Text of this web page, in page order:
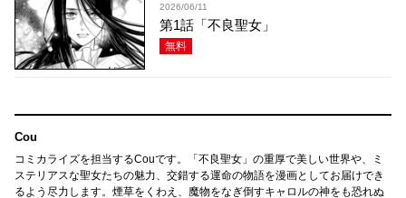
2026/06/11
第1話「不良聖女」
無料
Cou
コミカライズを担当するCouです。「不良聖女」の重厚で美しい世界や、ミ
ステリアスな聖女たちの魅力、交錯する運命の物語を漫画としてお届けでき
るよう尽力します。煙草をくわえ、魔物をなぎ倒すキャロルの神をも恐れぬ